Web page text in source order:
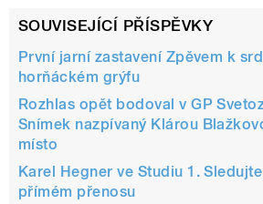
SOUVISEJÍCÍ PŘÍSPĚVKY
První jarní zastavení Zpěvem k
horňáckém grýfu
Rozhlas opět bodoval v GP
Snímek nazpívaný Klárou
místo
Karel Hegner ve Studiu 1.
přímém přenosu